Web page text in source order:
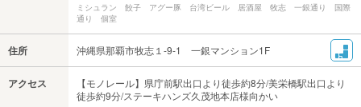
ミシュラン 餃子 アグー豚 台湾ビール 居酒屋 牧志 一銀通り 国際
通り 個室
住所 沖縄県那覇市牧志１-9-1 一銀マンション1F
アクセス
【モノレール】県庁前駅出口より徒歩約8分/美栄橋駅出口より
徒歩約9分/ステーキハンズ久茂地本店様向かい